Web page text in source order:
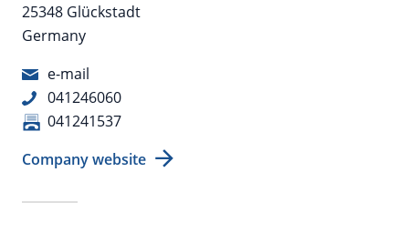
25348 Glückstadt
Germany
e-mail
041246060
041241537
Company website